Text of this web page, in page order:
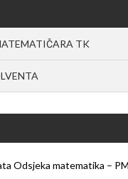
TK
Odsjeka matematika –